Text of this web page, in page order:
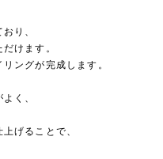
り、
けます。
ングが完成します。
く、
げることで、